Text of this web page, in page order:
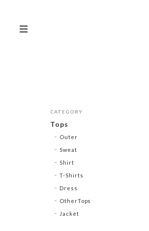
CATEGORY
Tops
Outer
Sweat
Shirt
T-Shirts
Dress
OtherTops
Jacket